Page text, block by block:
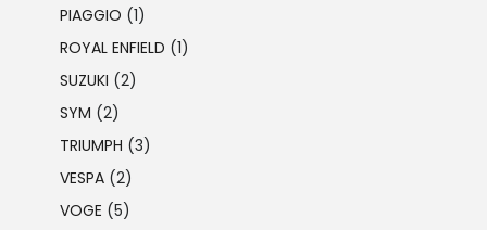
PIAGGIO (1)
ROYAL ENFIELD (1)
SUZUKI (2)
SYM (2)
TRIUMPH (3)
VESPA (2)
VOGE (5)